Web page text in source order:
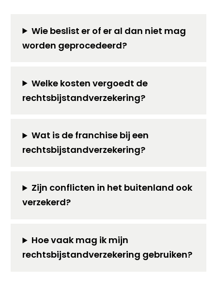
Wie beslist er of er al dan niet mag
worden geprocedeerd?
Welke kosten vergoedt de
rechtsbijstandverzekering?
Wat is de franchise bij een
rechtsbijstandverzekering?
Zijn conflicten in het buitenland ook
verzekerd?
Hoe vaak mag ik mijn
rechtsbijstandverzekering gebruiken?